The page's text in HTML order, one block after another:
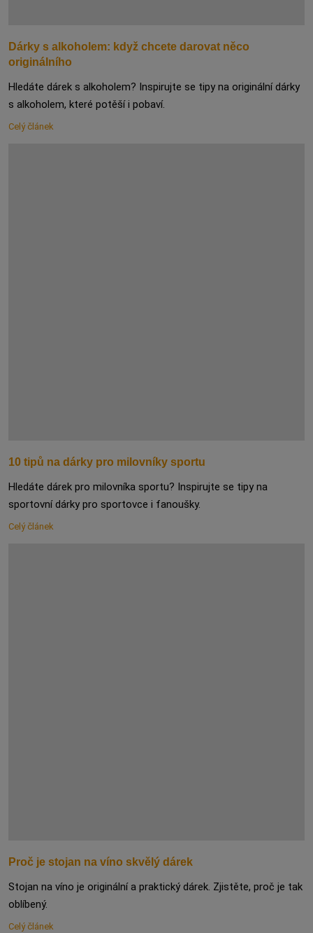
Dárky s alkoholem: když chcete darovat něco
originálního
Hledáte dárek s alkoholem? Inspirujte se tipy na originální dárky
s alkoholem, které potěší i pobaví.
Celý článek
10 tipů na dárky pro milovníky sportu
Hledáte dárek pro milovníka sportu? Inspirujte se tipy na
sportovní dárky pro sportovce i fanoušky.
Celý článek
Proč je stojan na víno skvělý dárek
Stojan na víno je originální a praktický dárek. Zjistěte, proč je tak
oblíbený.
Celý článek